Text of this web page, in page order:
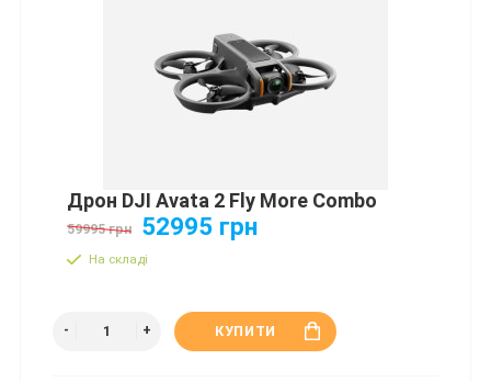
Дрон DJI Avata 2 Fly More Combo
59995 грн 52995 грн
На складі
КУПИТИ